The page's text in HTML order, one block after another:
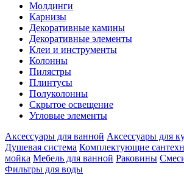
Молдинги
Карнизы
Декоративные камины
Декоративные элементы
Клеи и инструменты
Колонны
Пилястры
Плинтусы
Полуколонны
Скрытое освещение
Угловые элементы
Аксессуары для ванной Аксессуары для
Душевая система Комплектующие
мойка Мебель для ванной Раковины
Фильтры для воды